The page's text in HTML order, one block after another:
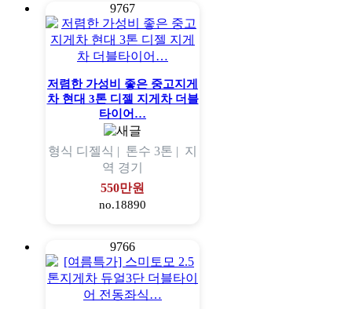
9767
저렴한 가성비 좋은 중고지게
차 현대 3톤 디젤 지게차 더블
타이어…
형식 디젤식 | 톤수 3톤 | 지
역 경기
550만원
no.18890
9766